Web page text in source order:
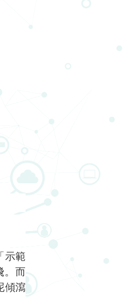
示範
。而
傾瀉